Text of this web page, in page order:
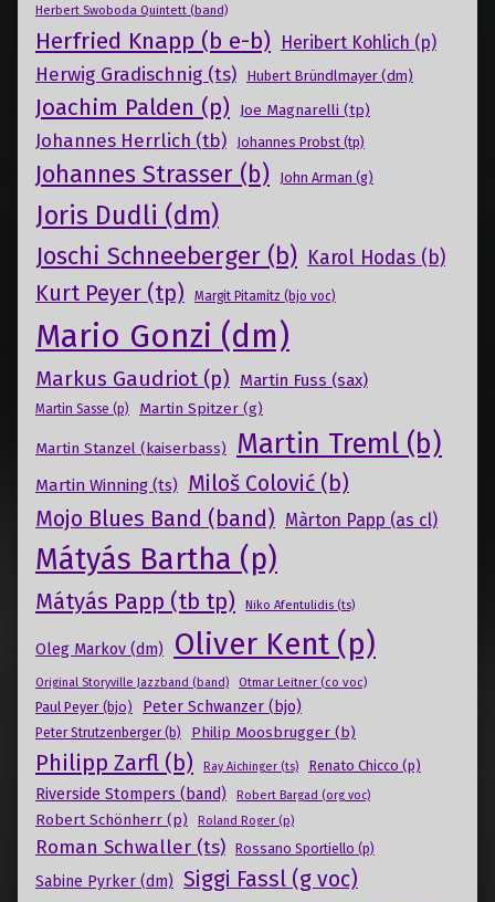
Herbert Swoboda Quintett (band)
Herfried Knapp (b e-b) Heribert Kohlich (p)
Herwig Gradischnig (ts) Hubert Bründlmayer (dm)
Joachim Palden (p) Joe Magnarelli (tp)
Johannes Herrlich (tb) Johannes Probst (tp)
Johannes Strasser (b) John Arman (g)
Joris Dudli (dm)
Joschi Schneeberger (b) Karol Hodas (b)
Kurt Peyer (tp) Margit Pitamitz (bjo voc)
Mario Gonzi (dm)
Markus Gaudriot (p) Martin Fuss (sax)
Martin Sasse (p) Martin Spitzer (g)
Martin Stanzel (kaiserbass) Martin Treml (b)
Martin Winning (ts) Miloš Colović (b)
Mojo Blues Band (band) Màrton Papp (as cl)
Mátyás Bartha (p)
Mátyás Papp (tb tp) Niko Afentulidis (ts)
Oleg Markov (dm) Oliver Kent (p)
Original Storyville Jazzband (band) Otmar Leitner (co voc)
Paul Peyer (bjo) Peter Schwanzer (bjo)
Peter Strutzenberger (b) Philip Moosbrugger (b)
Philipp Zarfl (b) Ray Aichinger (ts) Renato Chicco (p)
Riverside Stompers (band) Robert Bargad (org voc)
Robert Schönherr (p) Roland Roger (p)
Roman Schwaller (ts) Rossano Sportiello (p)
Sabine Pyrker (dm) Siggi Fassl (g voc)